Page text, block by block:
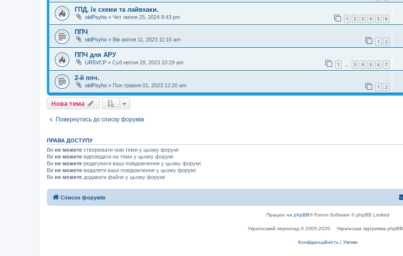
ГПД, їх схеми та лайвхаки.
oldPsyho » Чет липня 25, 2024 8:43 pm 1 2 3 4 5 6
ППЧ
oldPsyho » Вів квітня 11, 2023 11:16 am 1 2
ППЧ для АРУ
UR5VCP » Суб квітня 29, 2023 10:29 am 1 … 3 4 5 6 7
2-й ппч.
oldPsyho » Пон травня 01, 2023 12:20 am 1 2
Нова тема
Повернутись до списку форумів
ПРАВА ДОСТУПУ
Ви не можете створювати нові теми у цьому форумі
Ви не можете відповідати на теми у цьому форумі
Ви не можете редагувати ваші повідомлення у цьому форумі
Ви не можете видаляти ваші повідомлення у цьому форумі
Ви не можете додавати файли у цьому форумі
Список форумів
Працює на phpBB® Forum Software © phpBB Limited
Український переклад © 2005-2020 Українська підтримка phpBB
Конфіденційність | Умови